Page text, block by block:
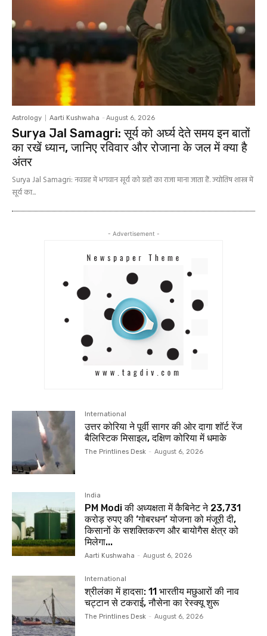
Astrology Aarti Kushwaha - August 6, 2026
Surya Jal Samagri: सूर्य को अर्घ्य देते समय इन बातों
का रखें ध्यान, जानिए रविवार और रोजाना के जल में क्या है
अंतर
Surya Jal Samagri: नवग्रह में भगवान सूर्य को ग्रहों का राजा माना जाता हैं. ज्योतिष शास्त्र में
सूर्य का...
- Advertisement -
International
उत्तर कोरिया ने पूर्वी सागर की ओर दागा शॉर्ट रेंज
बैलिस्टिक मिसाइल, दक्षिण कोरिया में धमाके
The Printlines Desk - August 6, 2026
India
PM Modi की अध्यक्षता में कैबिनेट ने 23,731
करोड़ रुपए की ‘गोबरधन’ योजना को मंजूरी दी,
किसानों के सशक्तिकरण और बायोगैस क्षेत्र को
मिलेगा...
Aarti Kushwaha - August 6, 2026
International
श्रीलंका में हादसा: 11 भारतीय मछुआरों की नाव
चट्टान से टकराई, नौसेना का रेस्क्यू शुरू
The Printlines Desk - August 6, 2026